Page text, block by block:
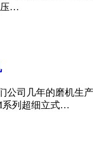
压…
公司几年的磨机生
系列超细立式…